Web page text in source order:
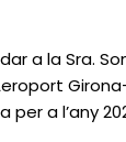
a la Sra.
a l’any